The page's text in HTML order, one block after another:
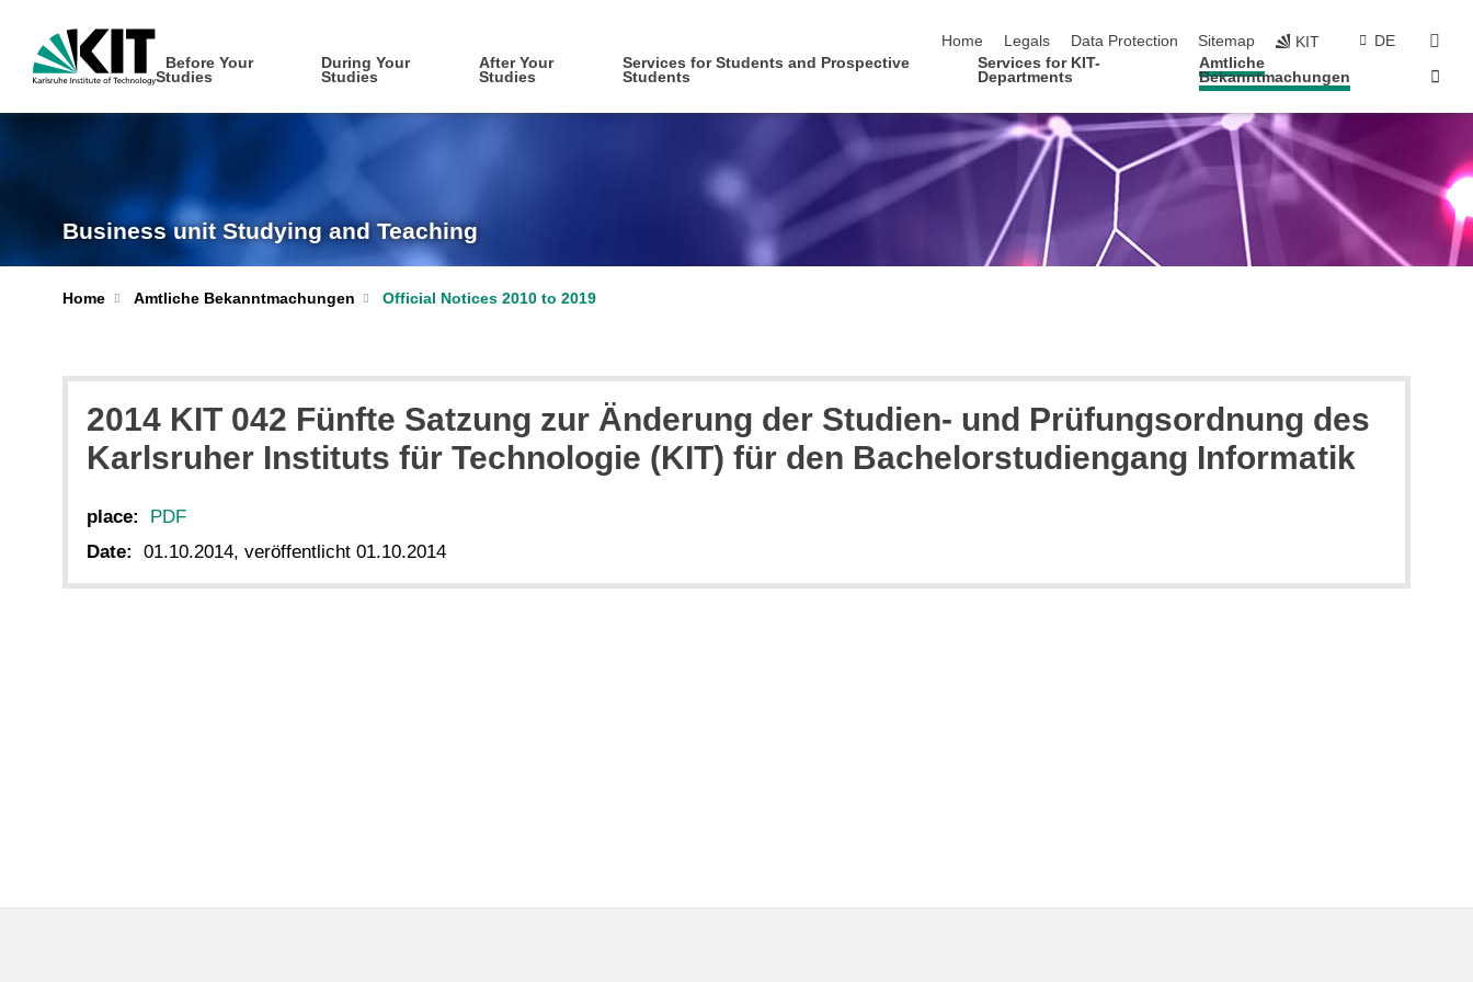
Home
Legals Data Protection Sitemap KIT DE
Before Your
Studies
During Your
Studies
After Your
Studies
Services for Students and Prospective
Students
Services for KIT-
Departments
Amtliche
Bekanntmachungen
Business unit Studying and Teaching
Home Amtliche Bekanntmachungen Official Notices 2010 to 2019
2014 KIT 042 Fünfte Satzung zur Änderung der Studien- und Prüfungsordnung des
Karlsruher Instituts für Technologie (KIT) für den Bachelorstudiengang Informatik
place:
PDF
Date:
01.10.2014, veröffentlicht 01.10.2014